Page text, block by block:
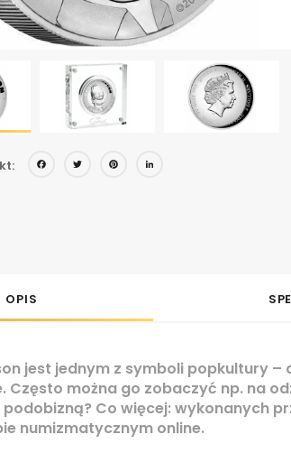
Facebook
TwitterPinterest
OPIS
jest jednym z symboli popkultury
Często można go zobaczyć np. na
Co więcej: wykonanych
numizmatycznym online.